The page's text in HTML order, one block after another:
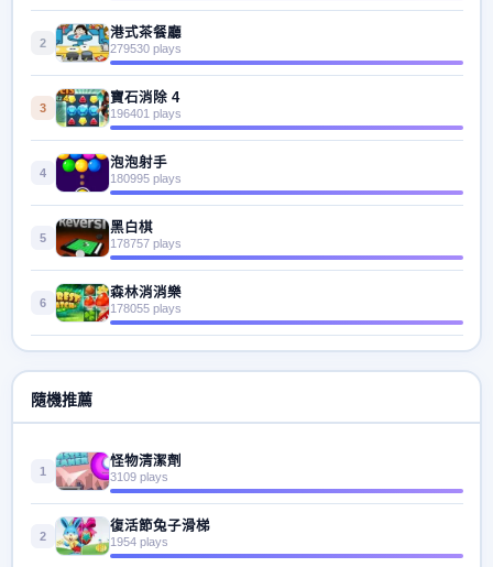
2
港式茶餐廳
279530 plays
3
寶石消除 4
196401 plays
4
泡泡射手
180995 plays
5
黑白棋
178757 plays
6
森林消消樂
178055 plays
隨機推薦
1
怪物清潔劑
3109 plays
2
復活節兔子滑梯
1954 plays